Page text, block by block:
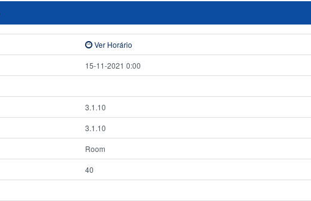
Ver Horário
15-11-2021 0:00
3.1.10
3.1.10
Room
40